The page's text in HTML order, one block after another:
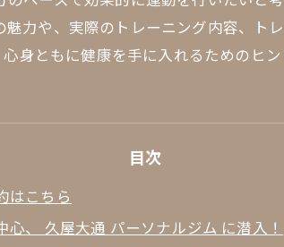
力や、実際のトレーニング内容、ト
身ともに健康を手に入れるためのヒン
目次
はこちら
心、 久屋大通 パーソナルジム に潜入！